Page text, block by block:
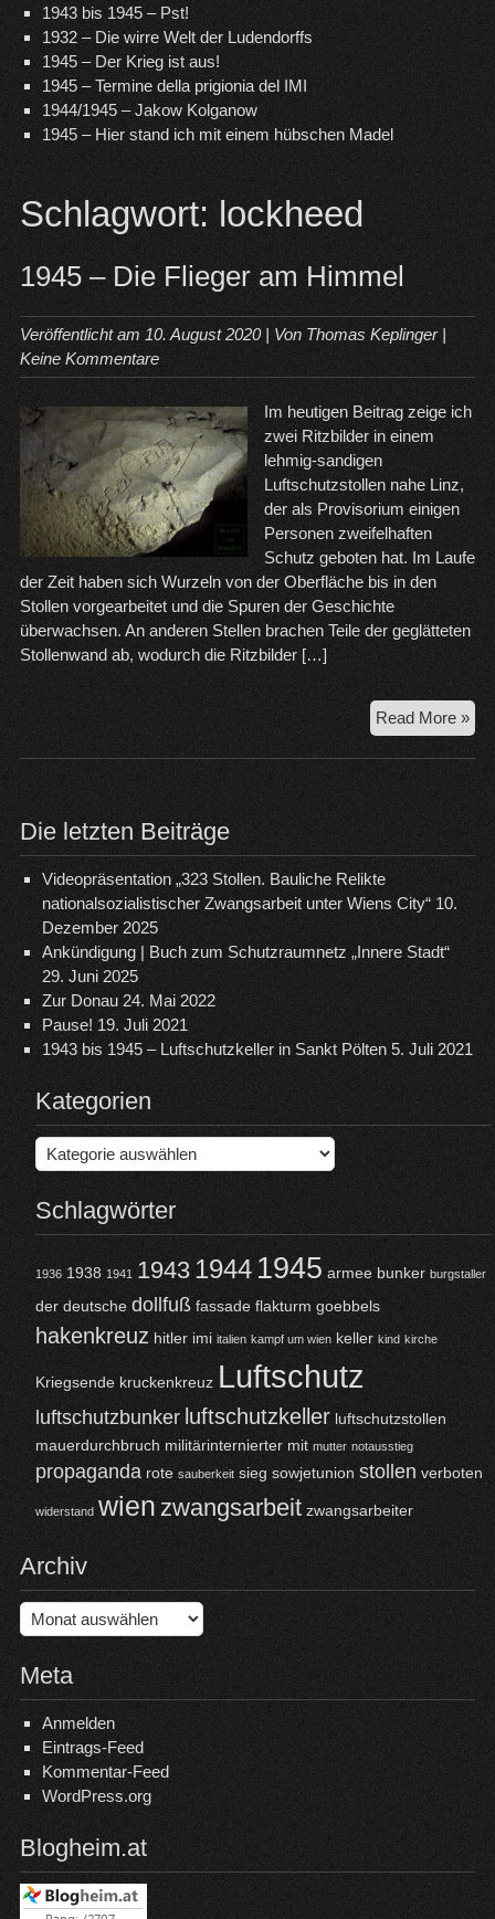
1943 bis 1945 – Pst!
1932 – Die wirre Welt der Ludendorffs
1945 – Der Krieg ist aus!
1945 – Termine della prigionia del IMI
1944/1945 – Jakow Kolganow
1945 – Hier stand ich mit einem hübschen Madel
Schlagwort: lockheed
1945 – Die Flieger am Himmel
Veröffentlicht am 10. August 2020| Von Thomas Keplinger|
Keine Kommentare
Im heutigen Beitrag zeige ich
zwei Ritzbilder in einem
lehmig-sandigen
Luftschutzstollen nahe Linz,
der als Provisorium einigen
Personen zweifelhaften
Schutz geboten hat. Im Laufe
der Zeit haben sich Wurzeln von der Oberfläche bis in den
Stollen vorgearbeitet und die Spuren der Geschichte
überwachsen. An anderen Stellen brachen Teile der geglätteten
Stollenwand ab, wodurch die Ritzbilder […]
Read More »
–
Die
am
Die letzten Beiträge
Videopräsentation „323 Stollen. Bauliche Relikte
nationalsozialistischer Zwangsarbeit unter Wiens City“ 10.
Dezember 2025
Ankündigung | Buch zum Schutzraumnetz „Innere Stadt“
29. Juni 2025
Zur Donau 24. Mai 2022
Pause! 19. Juli 2021
1943 bis 1945 – Luftschutzkeller in Sankt Pölten 5. Juli 2021
Kategorien
Kategorien
Schlagwörter
1936 1938 1941 1943 1944 1945 armee bunker burgstaller
der deutsche dollfuß fassade flakturm goebbels
hakenkreuz hitler imi italien kampf um wien keller kind kirche
Kriegsende kruckenkreuz Luftschutz
luftschutzbunker luftschutzkeller luftschutzstollen
mauerdurchbruch militärinternierter mit mutter notausstieg
propaganda rote sauberkeit sieg sowjetunion stollen verboten
widerstand wien zwangsarbeit zwangsarbeiter
Archiv
Archiv
Meta
Anmelden
Eintrags-Feed
Kommentar-Feed
WordPress.org
Blogheim.at